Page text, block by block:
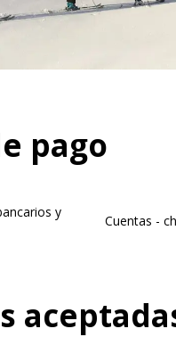
pago
y
Cuentas -